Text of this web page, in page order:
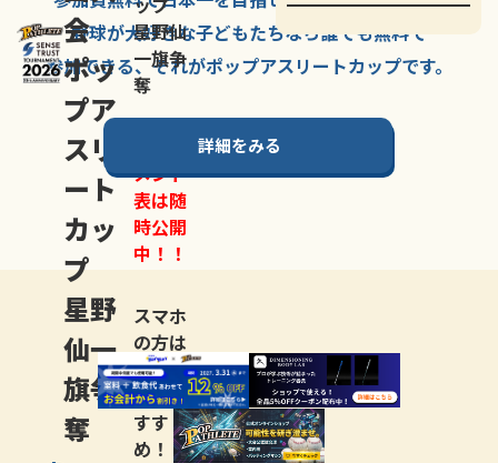
会
ポッ
プア
スリ
ート
カッ
プ
星野
仙一
旗争
奪
星野仙
一旗争
奪
メント
表は随
時公開
中！！
スマホ
の方は
LINE登
録がお
すす
め！
野球が大好きな子どもたちなら誰でも無料で
参加できる、それがポップアスリートカップです。
詳細をみる